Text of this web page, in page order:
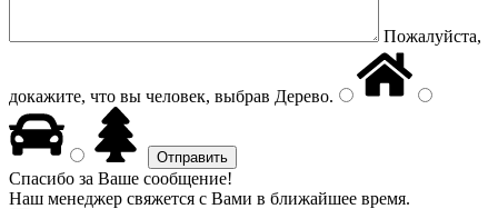
Пожалуйста,
докажите, что вы человек, выбрав Дерево.
Спасибо за Ваше сообщение!
Наш менеджер свяжется с Вами в ближайшее время.